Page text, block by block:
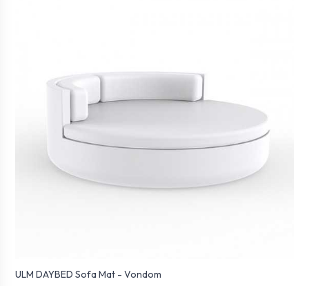
ULM DAYBED Sofa Mat - Vondom